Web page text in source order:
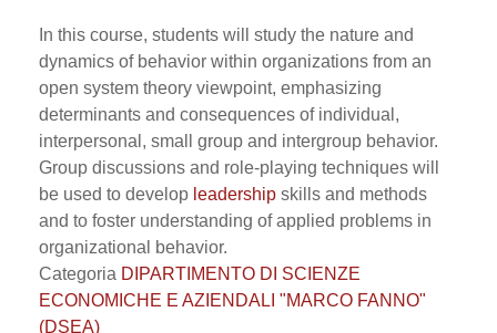
In this course, students will study the nature and
dynamics of behavior within organizations from an
open system theory viewpoint, emphasizing
determinants and consequences of individual,
interpersonal, small group and intergroup behavior.
Group discussions and role-playing techniques will
be used to develop leadership skills and methods
and to foster understanding of applied problems in
organizational behavior.
Categoria DIPARTIMENTO DI SCIENZE
ECONOMICHE E AZIENDALI "MARCO FANNO"
(DSEA)